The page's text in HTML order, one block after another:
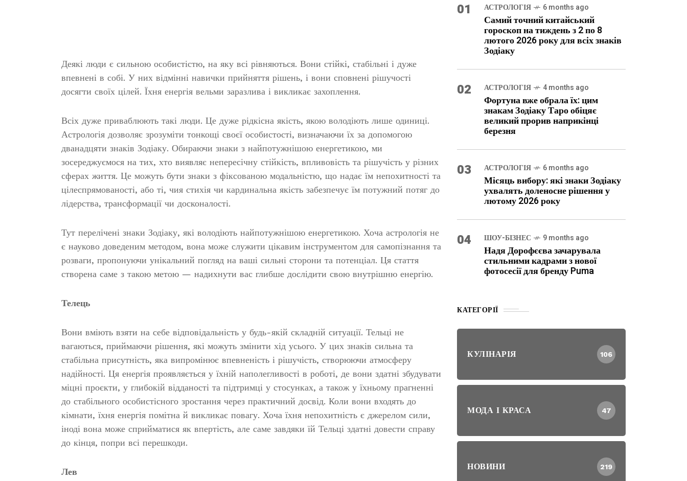
Деякі люди є сильною особистістю, на яку всі рівняються. Вони стійкі, стабільні і дуже
впевнені в собі. У них відмінні навички прийняття рішень, і вони сповнені рішучості
досягти своїх цілей. Їхня енергія вельми заразлива і викликає захоплення.
Всіх дуже приваблюють такі люди. Це дуже рідкісна якість, якою володіють лише одиниці.
Астрологія дозволяє зрозуміти тонкощі своєї особистості, визначаючи їх за допомогою
дванадцяти знаків Зодіаку. Обираючи знаки з найпотужнішою енергетикою, ми
зосереджуємося на тих, хто виявляє непересічну стійкість, впливовість та рішучість у різних
сферах життя. Це можуть бути знаки з фіксованою модальністю, що надає їм непохитності та
цілеспрямованості, або ті, чия стихія чи кардинальна якість забезпечує їм потужний потяг до
лідерства, трансформації чи досконалості.
Тут перелічені знаки Зодіаку, які володіють найпотужнішою енергетикою. Хоча астрологія не
є науково доведеним методом, вона може служити цікавим інструментом для самопізнання та
розваги, пропонуючи унікальний погляд на ваші сильні сторони та потенціал. Ця стаття
створена саме з такою метою — надихнути вас глибше дослідити свою внутрішню енергію.
Телець
Вони вміють взяти на себе відповідальність у будь-якій складній ситуації. Тельці не
вагаються, приймаючи рішення, які можуть змінити хід усього. У цих знаків сильна та
стабільна присутність, яка випромінює впевненість і рішучість, створюючи атмосферу
надійності. Ця енергія проявляється у їхній наполегливості в роботі, де вони здатні збудувати
міцні проєкти, у глибокій відданості та підтримці у стосунках, а також у їхньому прагненні
до стабільного особистісного зростання через практичний досвід. Коли вони входять до
кімнати, їхня енергія помітна й викликає повагу. Хоча їхня непохитність є джерелом сили,
іноді вона може сприйматися як впертість, але саме завдяки їй Тельці здатні довести справу
до кінця, попри всі перешкоди.
Лев
01 АСТРОЛОГІЯ 6 months ago
Самий точний китайський
гороскоп на тиждень з 2 по 8
лютого 2026 року для всіх знаків
Зодіаку
02 АСТРОЛОГІЯ 4 months ago
Фортуна вже обрала їх: цим
знакам Зодіаку Таро обіцяє
великий прорив наприкінці
березня
03 АСТРОЛОГІЯ 6 months ago
Місяць вибору: які знаки Зодіаку
ухвалять доленосне рішення у
лютому 2026 року
04 ШОУ-БІЗНЕС 9 months ago
Надя Дорофєєва зачарувала
стильними кадрами з нової
фотосесії для бренду Puma
КАТЕГОРІЇ
КУЛІНАРІЯ 106
МОДА І КРАСА 47
НОВИНИ 219